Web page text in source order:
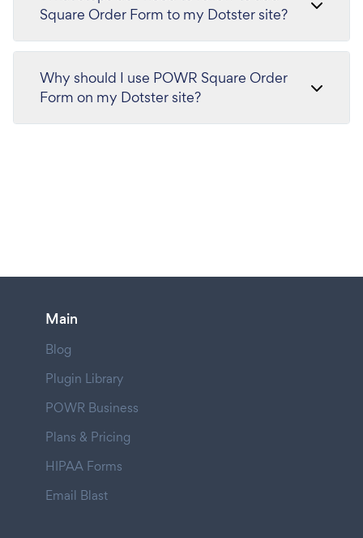
Square Order Form to my Dotster site?
Why should I use POWR Square Order
Form on my Dotster site?
Main
Blog
Plugin Library
POWR Business
Plans & Pricing
HIPAA Forms
Email Blast